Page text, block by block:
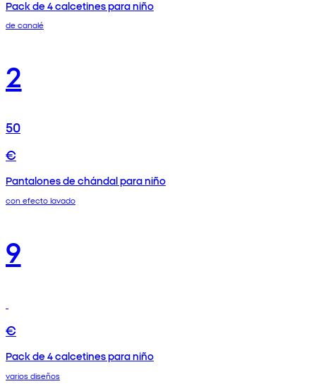
Pack de 4 calcetines para niño
de canalé
2
50
€
Pantalones de chándal para niño
con efecto lavado
9
€
Pack de 4 calcetines para niño
varios diseños